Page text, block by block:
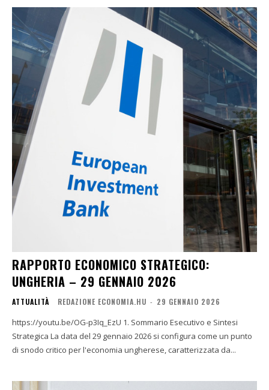
RAPPORTO ECONOMICO STRATEGICO:
UNGHERIA – 29 GENNAIO 2026
ATTUALITÀ REDAZIONE ECONOMIA.HU - 29 GENNAIO 2026
https://youtu.be/OG-p3Iq_EzU 1. Sommario Esecutivo e Sintesi
Strategica La data del 29 gennaio 2026 si configura come un punto
di snodo critico per l'economia ungherese, caratterizzata da...